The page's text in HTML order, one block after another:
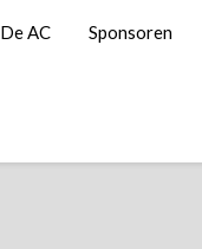
De AC Sponsoren